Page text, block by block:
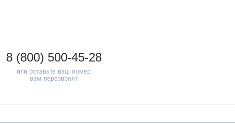
8 (800) 500-45-28
или оставьте ваш номер
вам перезвонят